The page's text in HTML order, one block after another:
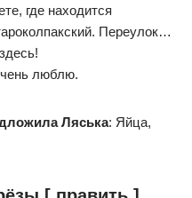
где находится
Переулок…
люблю.
Ляська: Яйца,